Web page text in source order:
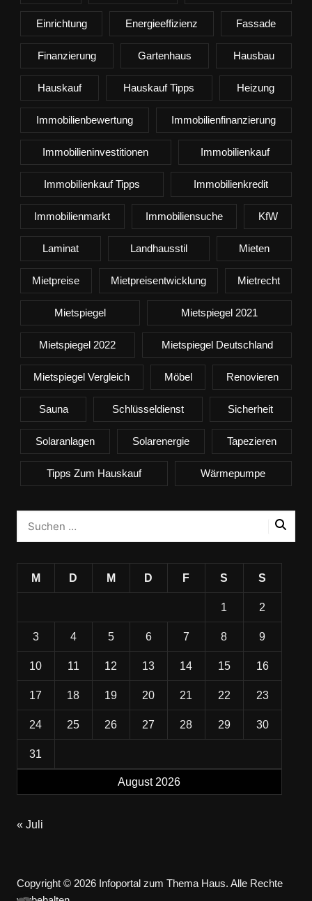
Einrichtung Energieeffizienz Fassade
Finanzierung Gartenhaus Hausbau
Hauskauf Hauskauf Tipps Heizung
Immobilienbewertung Immobilienfinanzierung
Immobilieninvestitionen Immobilienkauf
Immobilienkauf Tipps Immobilienkredit
Immobilienmarkt Immobiliensuche KfW
Laminat Landhausstil Mieten
Mietpreise Mietpreisentwicklung Mietrecht
Mietspiegel Mietspiegel 2021
Mietspiegel 2022 Mietspiegel Deutschland
Mietspiegel Vergleich Möbel Renovieren
Sauna Schlüsseldienst Sicherheit
Solaranlagen Solarenergie Tapezieren
Tipps Zum Hauskauf Wärmepumpe
August 2026
M D M D F S S
1 2
3 4 5 6 7 8 9
10 11 12 13 14 15 16
17 18 19 20 21 22 23
24 25 26 27 28 29 30
31
« Juli
Copyright © 2026 Infoportal zum Thema Haus. Alle Rechte